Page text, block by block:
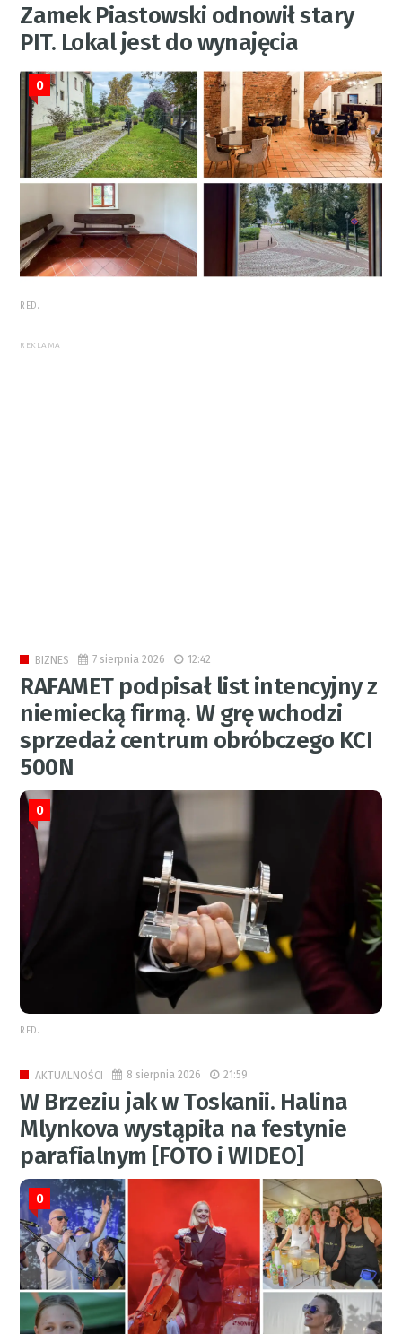
Zamek Piastowski odnowił stary
PIT. Lokal jest do wynajęcia
0
RED.
REKLAMA
BIZNES 7 sierpnia 2026 12:42
RAFAMET podpisał list intencyjny z
niemiecką firmą. W grę wchodzi
sprzedaż centrum obróbczego KCI
500N
0
RED.
AKTUALNOŚCI 8 sierpnia 2026 21:59
W Brzeziu jak w Toskanii. Halina
Mlynkova wystąpiła na festynie
parafialnym [FOTO i WIDEO]
0